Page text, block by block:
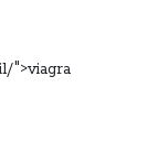
">viagra